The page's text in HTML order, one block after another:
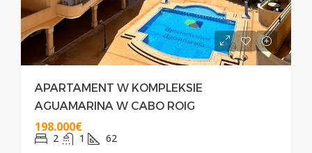
APARTAMENT W KOMPLEKSIE
AGUAMARINA W CABO ROIG
198.000€
2 1 62